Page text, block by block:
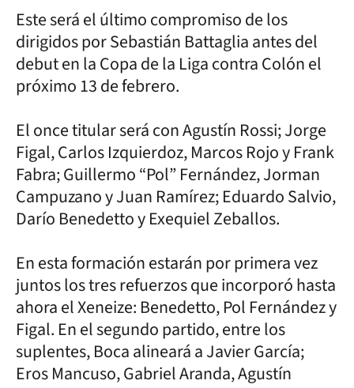
Este será el último compromiso de los
dirigidos por Sebastián Battaglia antes del
debut en la Copa de la Liga contra Colón el
próximo 13 de febrero.
El once titular será con Agustín Rossi; Jorge
Figal, Carlos Izquierdoz, Marcos Rojo y Frank
Fabra; Guillermo “Pol” Fernández, Jorman
Campuzano y Juan Ramírez; Eduardo Salvio,
Darío Benedetto y Exequiel Zeballos.
En esta formación estarán por primera vez
juntos los tres refuerzos que incorporó hasta
ahora el Xeneize: Benedetto, Pol Fernández y
Figal. En el segundo partido, entre los
suplentes, Boca alineará a Javier García;
Eros Mancuso, Gabriel Aranda, Agustín